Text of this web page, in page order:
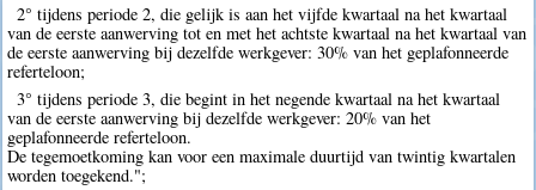
2° tijdens periode 2, die gelijk is aan het vijfde kwartaal na het kwartaal
van de eerste aanwerving tot en met het achtste kwartaal na het kwartaal van
de eerste aanwerving bij dezelfde werkgever: 30% van het geplafonneerde
referteloon;
3° tijdens periode 3, die begint in het negende kwartaal na het kwartaal
van de eerste aanwerving bij dezelfde werkgever: 20% van het
geplafonneerde referteloon.
De tegemoetkoming kan voor een maximale duurtijd van twintig kwartalen
worden toegekend.";